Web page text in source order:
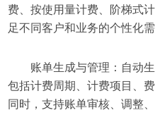
费、按使用量计费、阶梯式
足不同客户和业务的个性化需
账单生成与管理：自动生
包括计费周期、计费项目、
同时，支持账单审核、调整